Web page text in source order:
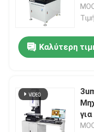
Σπίτι
Βίντεο
Καλύτερη